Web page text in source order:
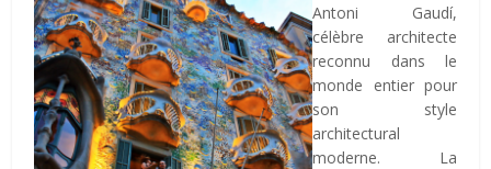
Antoni Gaudí,
célèbre architecte
reconnu dans le
monde entier pour
son style
architectural
moderne. La